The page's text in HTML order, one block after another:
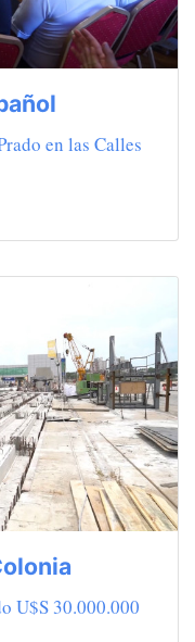
en las Calles
U$S 30.000.000